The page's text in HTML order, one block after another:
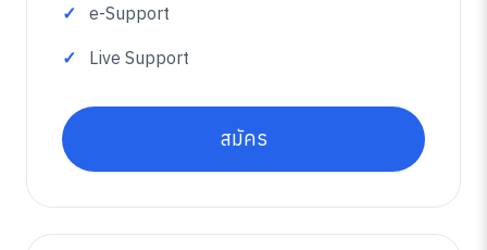
e-Support
Live Support
สมัคร